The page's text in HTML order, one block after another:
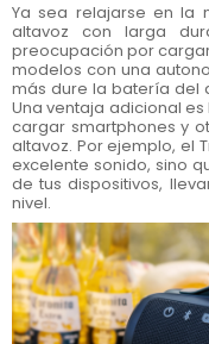
Ya sea relajarse en la
altavoz con larga
preocupación por
modelos con una
más dure la batería del
Una ventaja adicional
cargar smartphones y
altavoz. Por ejemplo, el
excelente sonido, sino
de tus dispositivos,
nivel.